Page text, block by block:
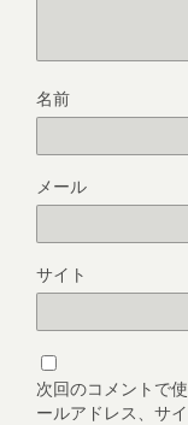
名前
メール
サイト
次回のコメントで
ールアドレス、サ